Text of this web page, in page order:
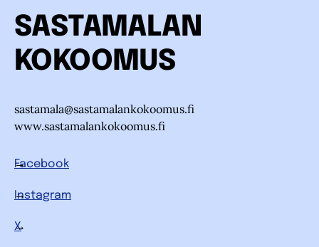
SASTAMALAN
KOKOOMUS
sastamala@sastamalankokoomus.fi
www.sastamalankokoomus.fi
Facebook
Instagram
X